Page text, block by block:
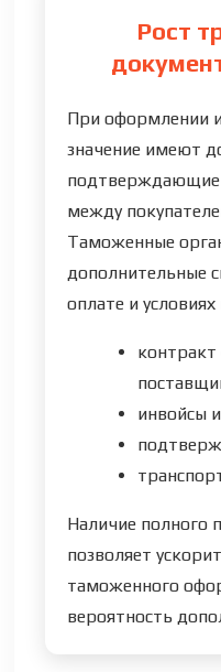
Рост
При оформлении
значение имеют
подтверждающие
между
Таможенные
дополнительные
оплате и условиях
контракт
инвойсы
Наличие полного
позволяет
таможенного
вероятность